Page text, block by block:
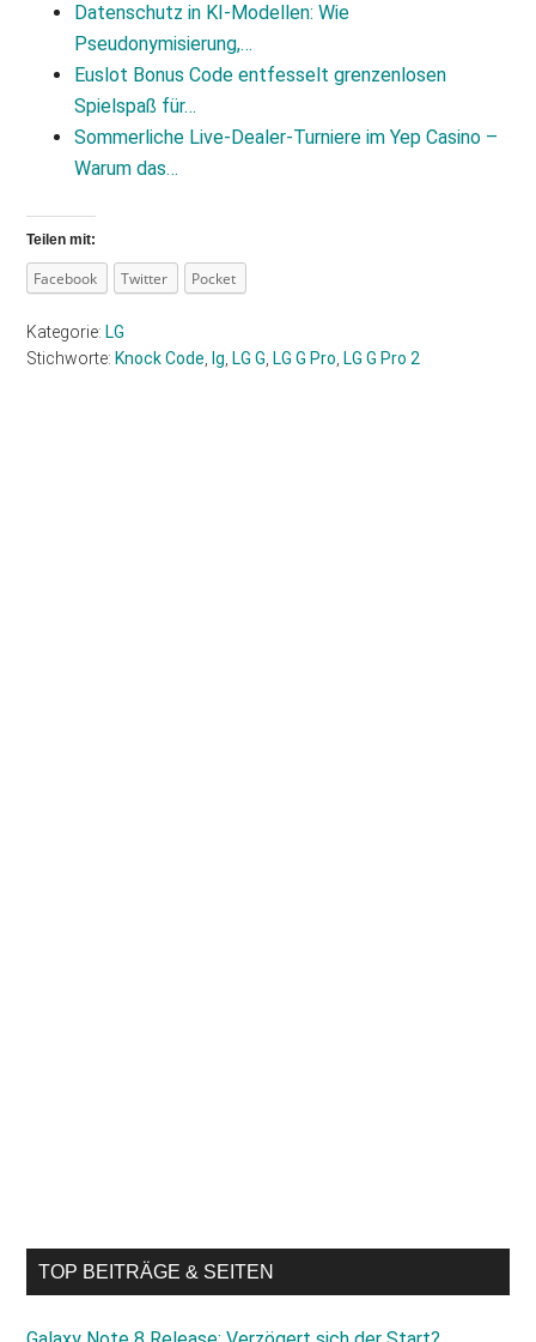
Datenschutz in KI-Modellen: Wie
Pseudonymisierung,…
Euslot Bonus Code entfesselt grenzenlosen
Spielspaß für…
Sommerliche Live‑Dealer‑Turniere im Yep Casino –
Warum das…
Teilen mit:
Facebook Twitter Pocket
Kategorie: LG
Stichworte: Knock Code lg LG G LG G Pro LG G Pro 2
TOP BEITRÄGE & SEITEN